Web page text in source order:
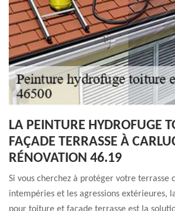
LA PEINTURE HYDROFUGE
FAÇADE TERRASSE À
RÉNOVATION 46.19
Si vous cherchez à protéger votre terrasse
intempéries et les agressions extérieures,